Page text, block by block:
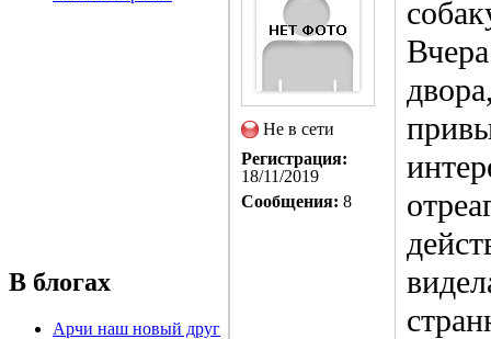
В блогах
Арчи наш новый друг
Не в сети
Регистрация:
18/11/2019
Сообщения: 8